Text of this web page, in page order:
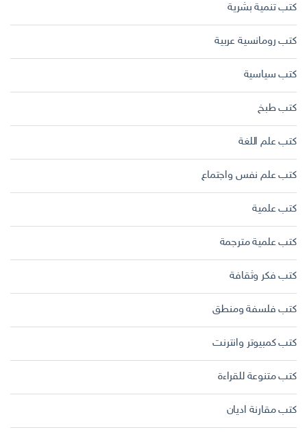
كتب تنمية بشرية
كتب رومانسية عربية
كتب سياسية
كتب طبخ
كتب علم اللغة
كتب علم نفس واجتماع
كتب علمية
كتب علمية مترجمة
كتب فكر وثقافة
كتب فلسفة ومنطق
كتب كمبيوتر وانترنت
كتب متنوعة للقراءة
كتب مقارنة اديان